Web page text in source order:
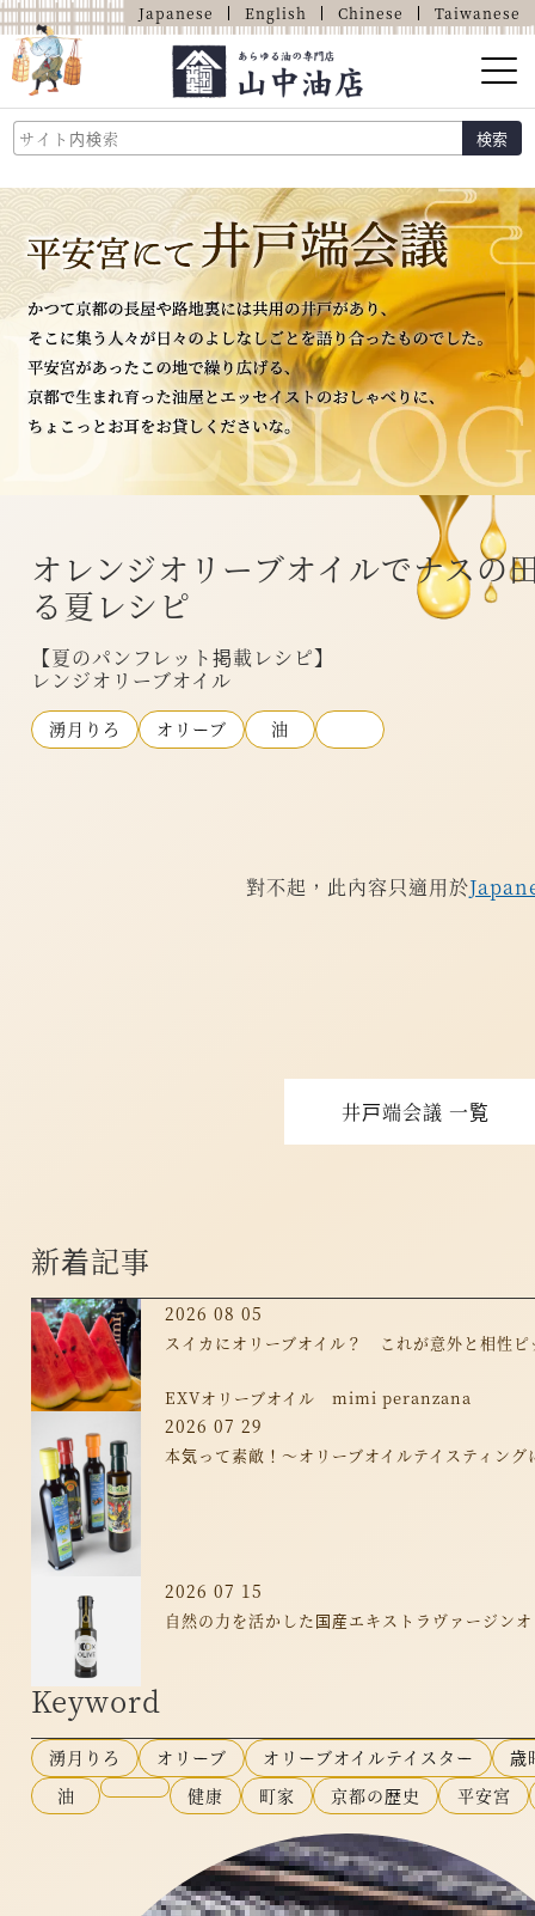
Japanese English Chinese Taiwanese
検索
山中油店的介紹
關於油的那些事
商品介紹
店鋪介紹
網上商店
オレンジオリーブオイルでナスの
る夏レシピ
【夏のパンフレット掲
レンジオリーブオイル
湧月りろ オリーブ 油
對不起，此內容只適用於
井戸端会議 一覧
新着記事
2026 08 05
スイカにオリーブオイル？ これが意外と相性ピ
EXVオリーブオイル mimi peranzana
2026 07 29
本気って素敵！～オリーブオイルテイスティン
2026 07 15
自然の力を活かした国産エキストラヴァージン
Keyword
湧月りろ オリーブ オリーブオイルテイスター
歳
油
健康 町家 京都の歴史 平安宮